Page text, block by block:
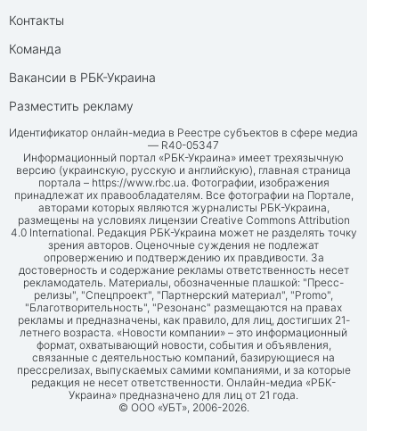
Контакты
Команда
Вакансии в РБК-Украина
Разместить рекламу
Идентификатор онлайн-медиа в Реестре субъектов в сфере медиа
— R40-05347
Информационный портал «РБК-Украина» имеет трехязычную
версию (украинскую, русскую и английскую), главная страница
портала – https://www.rbc.ua. Фотографии, изображения
принадлежат их правообладателям. Все фотографии на Портале,
авторами которых являются журналисты РБК-Украина,
размещены на условиях лицензии Creative Commons Attribution
4.0 International. Редакция РБК-Украина может не разделять точку
зрения авторов. Оценочные суждения не подлежат
опровержению и подтверждению их правдивости. За
достоверность и содержание рекламы ответственность несет
рекламодатель. Материалы, обозначенные плашкой: "Пресс-
релизы", "Спецпроект", "Партнерский материал", "Promo",
"Благотворительность", "Резонанс" размещаются на правах
рекламы и предназначены, как правило, для лиц, достигших 21-
летнего возраста. «Новости компании» – это информационный
формат, охватывающий новости, события и объявления,
связанные с деятельностью компаний, базирующиеся на
прессрелизах, выпускаемых самими компаниями, и за которые
редакция не несет ответственности. Онлайн-медиа «РБК-
Украина» предназначено для лиц от 21 года.
© ООО «УБТ», 2006-2026.